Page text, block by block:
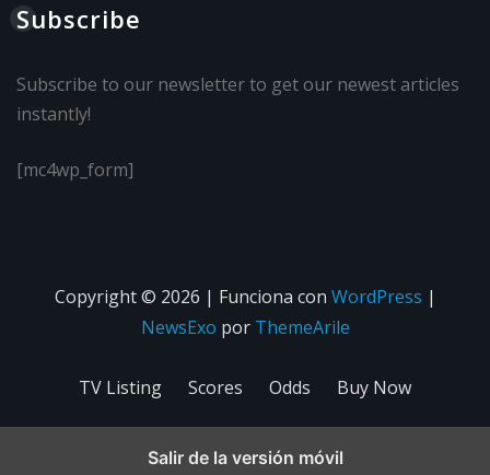
Subscribe
Subscribe to our newsletter to get our newest articles
instantly!
[mc4wp_form]
Copyright © 2026 | Funciona con WordPress |
NewsExo por ThemeArile
TV Listing Scores Odds Buy Now
Salir de la versión móvil